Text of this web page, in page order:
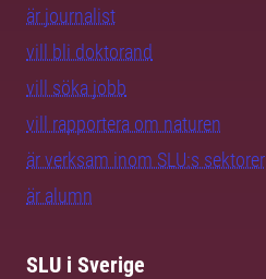
är journalist
vill bli doktorand
vill söka jobb
vill rapportera om naturen
är verksam inom SLU:s sektorer
är alumn
SLU i Sverige